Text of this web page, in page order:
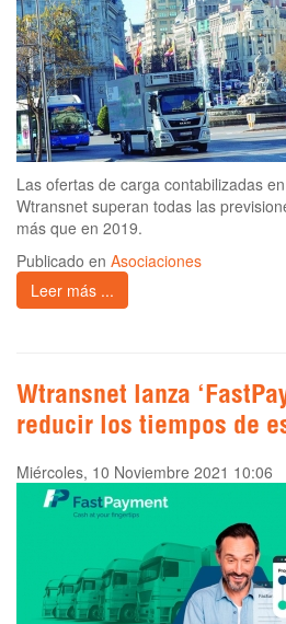
Las ofertas de carga contabilizadas
Wtransnet superan todas las
más que en 2019.
Publicado en Asociaciones
Leer más ...
Wtransnet lanza
reducir los tiempos de
Miércoles, 10 Noviembre 2021 10:06